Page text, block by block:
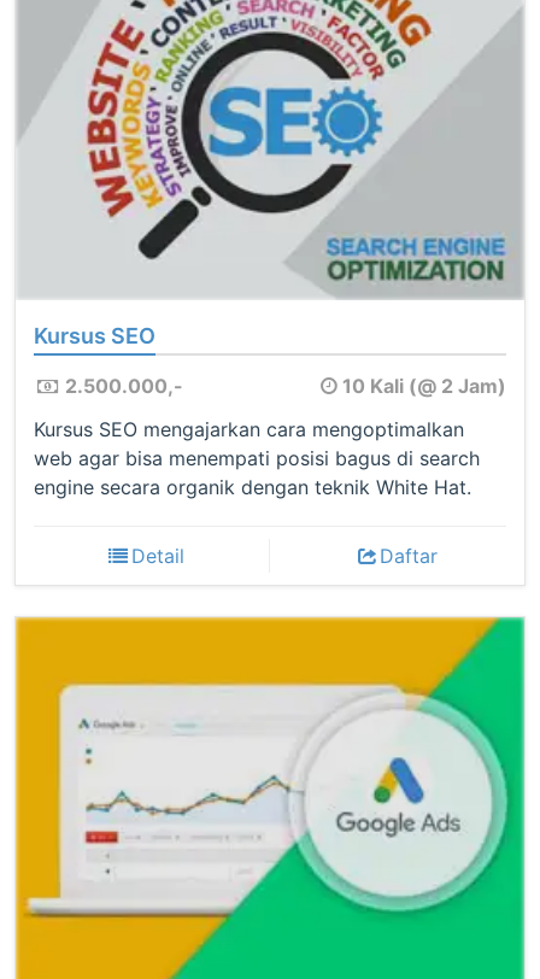
Kursus SEO
2.500.000,-
10 Kali (@ 2 Jam)
Kursus SEO mengajarkan cara mengoptimalkan
web agar bisa menempati posisi bagus di search
engine secara organik dengan teknik White Hat.
Detail Daftar